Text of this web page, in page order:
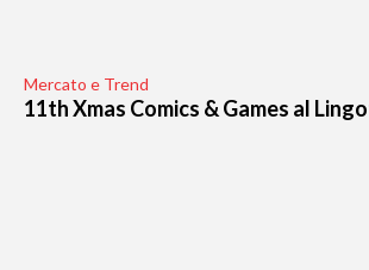
Mercato e Trend
11th Xmas Comics & Games al